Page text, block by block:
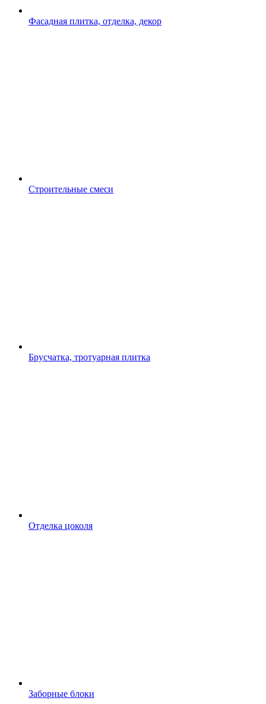
Фасадная плитка, отделка, декор
Строительные смеси
Брусчатка, тротуарная плитка
Отделка цоколя
Заборные блоки